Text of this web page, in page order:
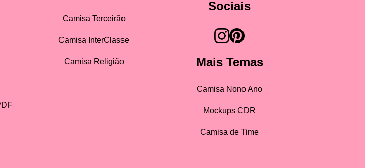
Camisa Terceirão
Camisa InterClasse
Camisa Religião
Sociais
Mais Temas
Camisa Nono Ano
Mockups CDR
Camisa de Time